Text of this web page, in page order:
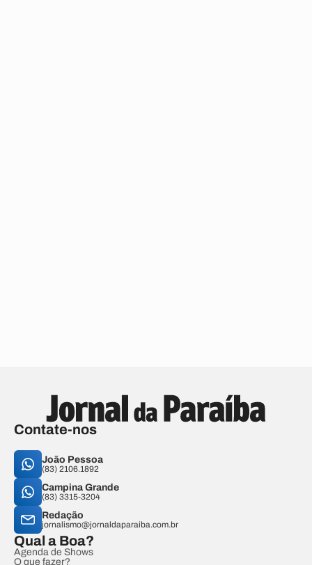
Contate-nos
João Pessoa
(83) 2106.1892
Campina Grande
(83) 3315-3204
Redação
jornalismo@jornaldaparaiba.com.br
Qual a Boa?
Agenda de Shows
O que fazer?